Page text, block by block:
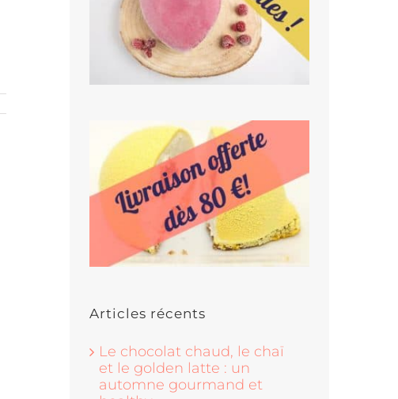
Articles récents
Le chocolat chaud, le chaï
et le golden latte : un
automne gourmand et